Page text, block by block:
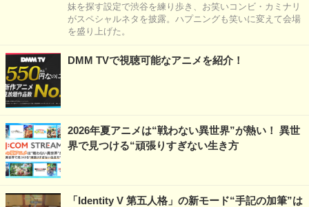
妹を探す設定で渋谷を練り歩き、お笑いコンビ・カミナリ
がスペシャルネタを披露。ハプニングも笑いに変えて会場
を盛り上げた。
DMM TVで視聴可能なアニメを紹介！
2026年夏アニメは“戦わない異世界”が熱い！ 異世
界で見つける“頑張りすぎない生き方
「Identity V 第五人格」の新モード“手記の加筆”は